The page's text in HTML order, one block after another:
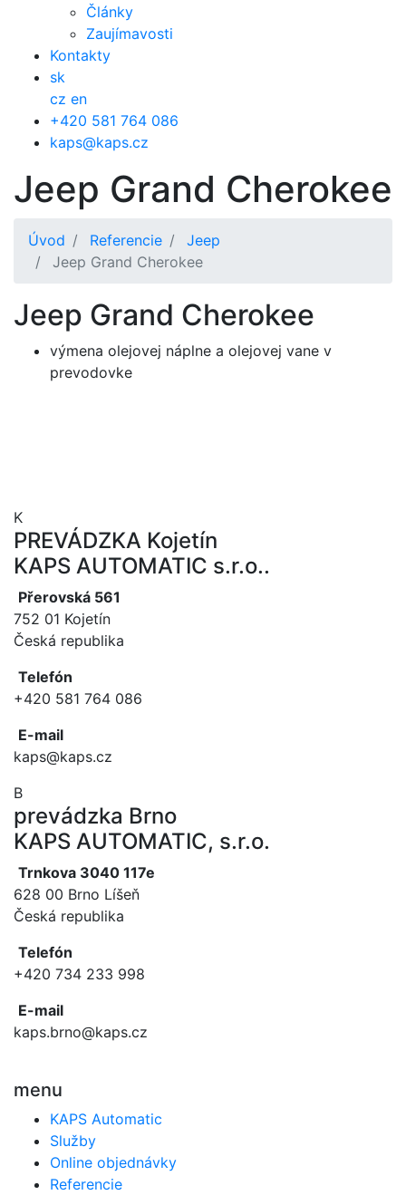
Články
Zaujímavosti
Kontakty
sk
cz en
+420 581 764 086
kaps@kaps.cz
Jeep Grand Cherokee
Úvod Referencie
Jeep
Jeep Grand Cherokee
Jeep Grand Cherokee
výmena olejovej náplne a olejovej vane v
prevodovke
K
PREVÁDZKA Kojetín
KAPS AUTOMATIC s.r.o..
Přerovská 561
752 01 Kojetín
Česká republika
Telefón
+420 581 764 086
E-mail
kaps@kaps.cz
B
prevádzka Brno
KAPS AUTOMATIC, s.r.o.
Trnkova 3040 117e
628 00 Brno Líšeň
Česká republika
Telefón
+420 734 233 998
E-mail
kaps.brno@kaps.cz
menu
KAPS Automatic
Služby
Online objednávky
Referencie